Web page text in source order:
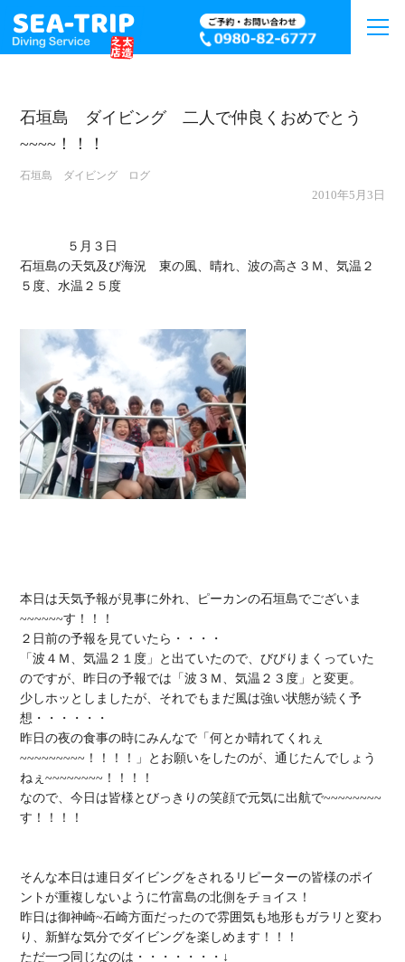
石垣島 ダイビング 二人で仲良くおめでとう
~~~~！！！
石垣島 ダイビング ログ
2010年5月3日
石垣島の天気及び海況　東の風、晴れ、波の高さ３Ｍ、気温２
５度、水温２５度
本日は天気予報が見事に外れ、ピーカンの石垣島でございま
~~~~~~す！！！
２日前の予報を見ていたら・・・・
「波４Ｍ、気温２１度」と出ていたので、びびりまくっていた
のですが、昨日の予報では「波３Ｍ、気温２３度」と変更。
少しホッとしましたが、それでもまだ風は強い状態が続く予
想・・・・・・
昨日の夜の食事の時にみんなで「何とか晴れてくれぇ
~~~~~~~~~！！！！」とお願いをしたのが、通じたんでしょう
ねぇ~~~~~~~~！！！！
なので、今日は皆様とびっきりの笑顔で元気に出航で~~~~~~~~
す！！！！
そんな本日は連日ダイビングをされるリピーターの皆様のポイ
ントが重複しないように竹富島の北側をチョイス！
昨日は御神崎~石崎方面だったので雰囲気も地形もガラリと変わ
り、新鮮な気分でダイビングを楽しめます！！！
ただ一つ同じなのは・・・・・・・↓